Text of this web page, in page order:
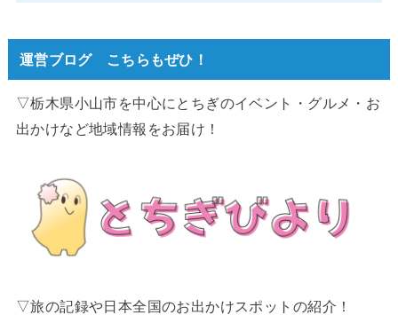
運営ブログ こちらもぜひ！
▽栃木県小山市を中心にとちぎのイベント・グルメ・お
出かけなど地域情報をお届け！
▽旅の記録や日本全国のお出かけスポットの紹介！